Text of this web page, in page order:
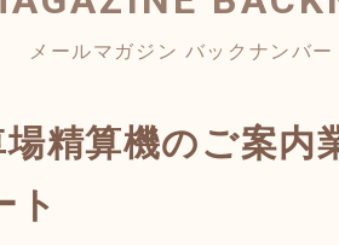
メールマガジン バックナンバー
場精算機のご案
ト